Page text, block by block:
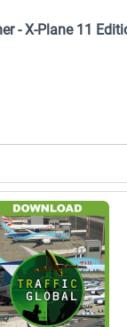
- X-Plane 11